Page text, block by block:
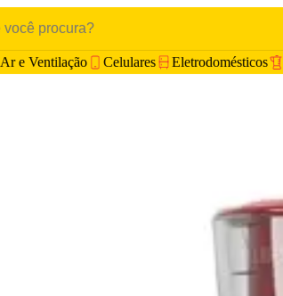
Ar e Ventilação Celulares Eletrodomésticos